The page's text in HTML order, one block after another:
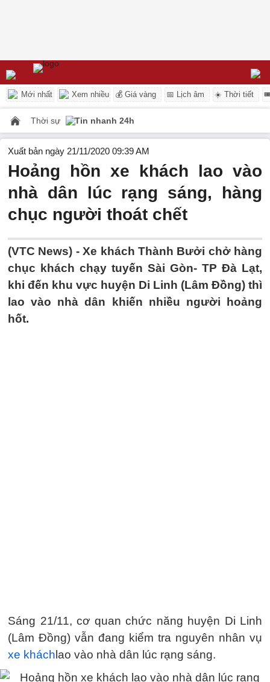
Mới nhất Xem nhiều 💰 Giá vàng 📅 Lịch âm ☀️ Thời tiết
Thời sự Tin nhanh 24h
Xuất bản ngày 21/11/2020 09:39 AM
Hoảng hồn xe khách lao vào
nhà dân lúc rạng sáng, hàng
chục người thoát chết
(VTC News) -Xe khách Thành Bưởi chở hàng
chục khách chạy tuyến Sài Gòn- TP Đà Lạt,
khi đến khu vực huyện Di Linh (Lâm Đồng) thì
lao vào nhà dân khiến nhiều người hoảng
hốt.
Sáng 21/11, cơ quan chức năng huyện Di Linh
(Lâm Đồng) vẫn đang kiểm tra nguyên nhân vụ
xe khách lao vào nhà dân lúc rạng sáng.